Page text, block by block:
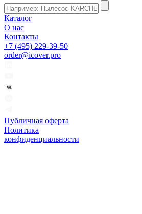
Каталог
О нас
Контакты
+7 (495) 229-39-50
order@icover.pro
Публичная оферта
Политика
конфиденциальности